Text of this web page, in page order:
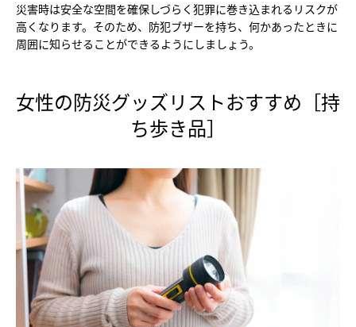
災害時は安全な空間を確保しづらく犯罪に巻き込まれるリスクが
高くなります。そのため、防犯ブザーを持ち、何かあったときに
周囲に知らせることができるようにしましょう。
女性の防災グッズリストおすすめ［持
ち歩き品］